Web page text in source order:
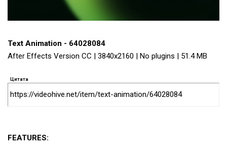
Text Animation - 64028084
After Effects Version CC | 3840x2160 | No plugins | 51.4 MB
Цитата
https://videohive.net/item/text-animation/64028084
FEATURES: